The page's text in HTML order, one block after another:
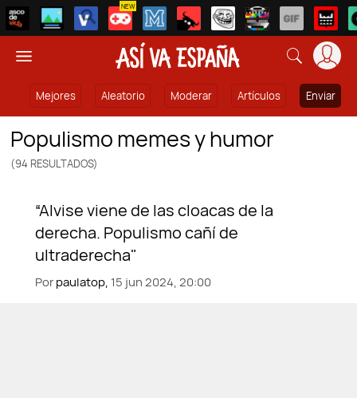
NEW
Mejores Aleatorio Moderar Artículos Enviar
populismo memes y humor
(94 RESULTADOS)
Porpaulatop, 15 jun 2024, 20:00